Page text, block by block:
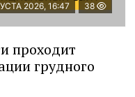
2026, 16:47 38
проходит
грудного